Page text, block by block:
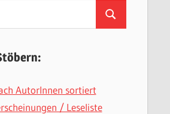
Suchen
AutorInnen sortiert
/ Leseliste